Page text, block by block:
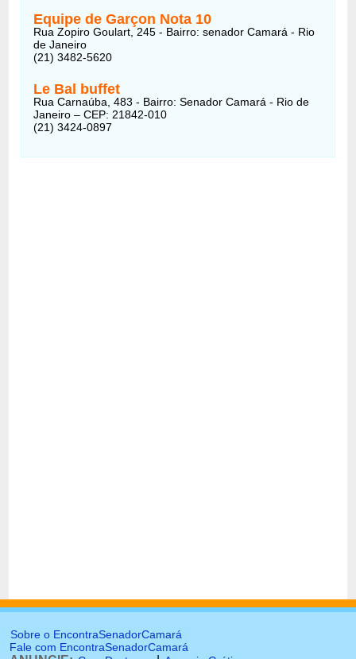
Equipe de Garçon Nota 10
Rua Zopiro Goulart, 245 - Bairro: senador Camará - Rio
de Janeiro
(21) 3482-5620
Le Bal buffet
Rua Carnaúba, 483 - Bairro: Senador Camará - Rio de
Janeiro – CEP: 21842-010
(21) 3424-0897
Sobre o EncontraSenadorCamará
Fale com EncontraSenadorCamará